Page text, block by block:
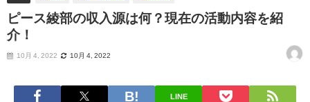
ピース綾部の収入源は何？現在の活動内容を紹
介！
10月 4, 2022 10月 4, 2022
LINE